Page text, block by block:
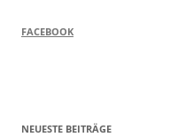
FACEBOOK
NEUESTE BEITRÄGE